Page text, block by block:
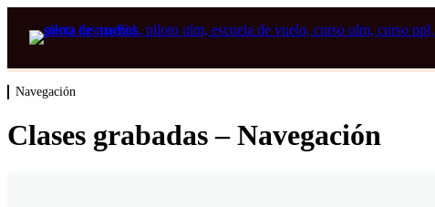
Navegación
Clases grabadas – Navegación